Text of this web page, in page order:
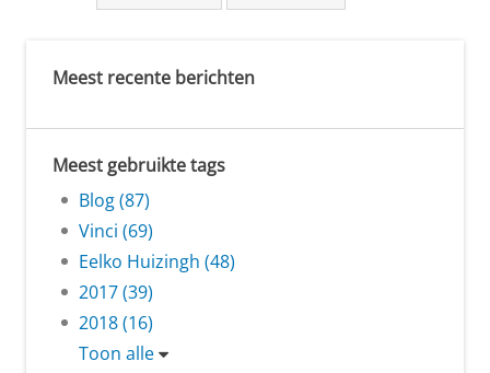
Meest recente berichten
Meest gebruikte tags
Blog (87)
Vinci (69)
Eelko Huizingh (48)
2017 (39)
2018 (16)
Toon alle